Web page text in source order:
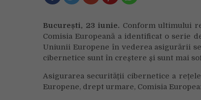
București, 23 iunie. Conform ultimului
Comisia Europeană a identificat o serie
Uniunii Europene în vederea asigurării
cibernetice sunt în creștere și sunt mai
Asigurarea securității cibernetice a
Europene, drept urmare, Comisia